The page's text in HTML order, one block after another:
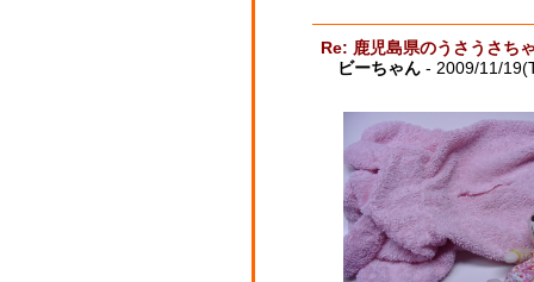
Re: 鹿児島県のうさうさち
ビーちゃん - 2009/11/